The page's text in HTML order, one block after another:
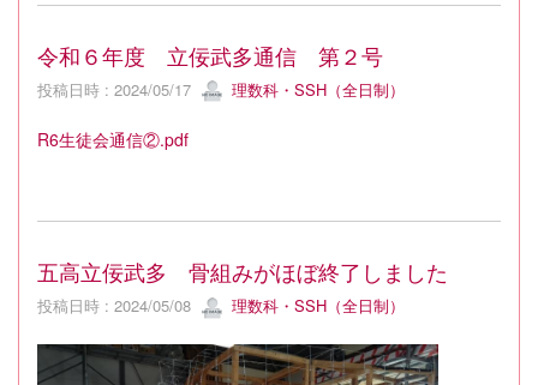
令和６年度 立佞武多通信 第２号
投稿日時 : 2024/05/17 理数科・SSH（全日制）
R6生徒会通信②.pdf
五高立佞武多 骨組みがほぼ終了しました
投稿日時 : 2024/05/08 理数科・SSH（全日制）